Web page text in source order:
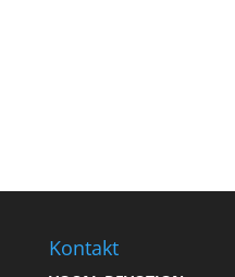
Kontakt